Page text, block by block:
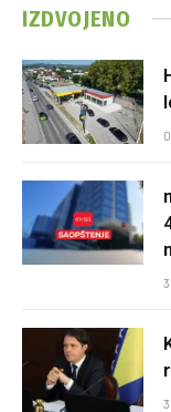
IZDVOJENO